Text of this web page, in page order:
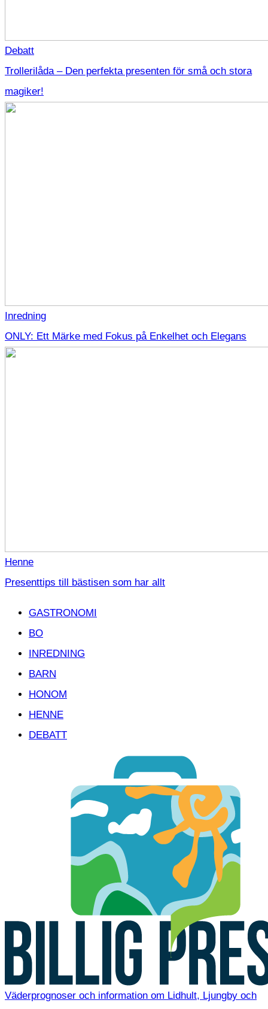
Debatt
Trollerilåda – Den perfekta presenten för små och stora
magiker!
Inredning
ONLY: Ett Märke med Fokus på Enkelhet och Elegans
Henne
Presenttips till bästisen som har allt
GASTRONOMI
BO
INREDNING
BARN
HONOM
HENNE
DEBATT
Väderprognoser och information om Lidhult, Ljungby och